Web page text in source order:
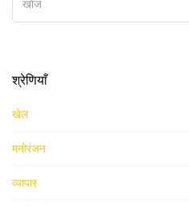
श्रेणियाँ
खेल
मनोरंजन
व्यापार